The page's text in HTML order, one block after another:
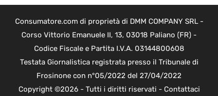
Consumatore.com di proprietà di DMM COMPANY SRL -
Corso Vittorio Emanuele II, 13, 03018 Paliano (FR) -
Codice Fiscale e Partita I.V.A. 03144800608
Testata Giornalistica registrata presso il Tribunale di
Frosinone con n°05/2022 del 27/04/2022
Copyright ©2026 - Tutti i diritti riservati - Contattaci